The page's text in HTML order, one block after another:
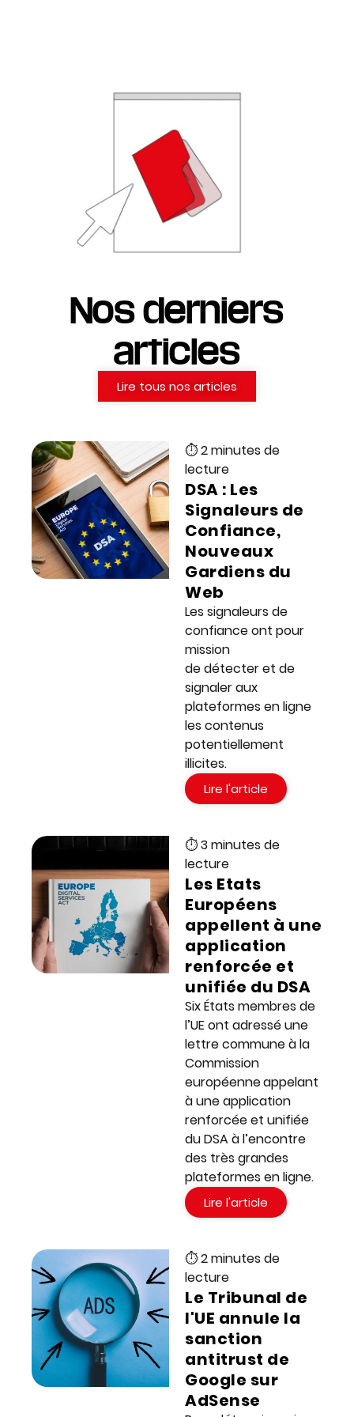
Nos derniers
articles
Lire tous nos articles
⏱ 2 minutes de
lecture
DSA : Les
Signaleurs de
Confiance,
Nouveaux
Gardiens du
Web
Les signaleurs de
confiance ont pour
mission
de détecter et de
signaler aux
plateformes en ligne
les contenus
potentiellement
illicites.
Lire l'article
⏱ 3 minutes de
lecture
Les Etats
Européens
appellent à une
application
renforcée et
unifiée du DSA
Six États membres de
l’UE ont adressé une
lettre commune à la
Commission
européenneappelant
à une application
renforcée et unifiée
du DSA à l’encontre
des très grandes
plateformes en ligne.
Lire l'article
⏱ 2 minutes de
lecture
Le Tribunal de
l'UE annule la
sanction
antitrust de
Google sur
AdSense